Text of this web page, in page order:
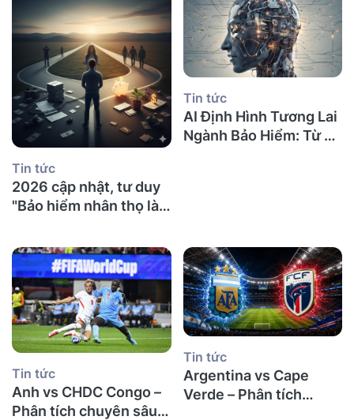
Tin tức
2026 cập nhật, tư duy
"Bảo hiểm nhân thọ là
xác suất gõ cửa, sự
chuẩn bị mới là tài sản
thực sự
Tin tức
AI Định Hình Tương Lai
Ngành Bảo Hiểm: Từ Tự
Tin tức
Anh vs CHDC Congo –
Phân tích chuyên sâu
Tin tức
Argentina vs Cape
Verde – Phân tích